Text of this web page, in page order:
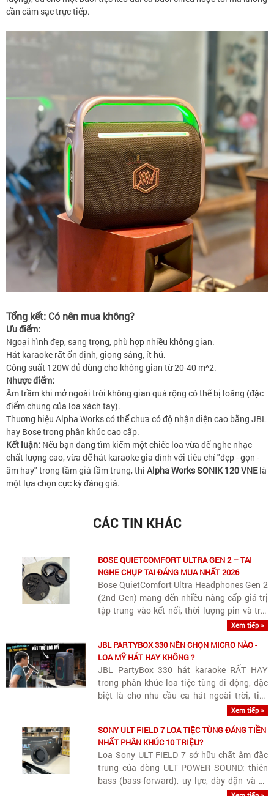
cần cắm sạc trực tiếp.
Tổng kết: Có nên mua không?
Ưu điểm:
Ngoại hình đẹp, sang trọng, phù hợp nhiều không gian.
Hát karaoke rất ổn định, giọng sáng, ít hú.
Công suất 120W đủ dùng cho không gian từ 20-40 m^2.
Nhược điểm:
Âm trầm khi mở ngoài trời không gian quá rộng có thể bị loãng (đặc
điểm chung của loa xách tay).
Thương hiệu Alpha Works có thể chưa có độ nhận diện cao bằng JBL
hay Bose trong phân khúc cao cấp.
Kết luận: Nếu bạn đang tìm kiếm một chiếc loa vừa để nghe nhạc
chất lượng cao, vừa để hát karaoke gia đình với tiêu chí "đẹp - gọn -
âm hay" trong tầm giá tầm trung, thì Alpha Works SONIK 120 VNElà
một lựa chọn cực kỳ đáng giá.
CÁC TIN KHÁC
BOSE QUIETCOMFORT ULTRA GEN 2 – TAI
NGHE CHỤP TAI ĐÁNG MUA NHẤT 2026
Bose QuietComfort Ultra Headphones Gen 2
(2nd Gen) mang đến nhiều nâng cấp giá trị
tập trung vào kết nối, thời lượng pin và trải
Xem tiếp »
JBL PARTYBOX 330 NÊN CHỌN MICRO NÀO -
LOA MỸ HÁT HAY KHÔNG ?
JBL PartyBox 330 hát karaoke RẤT HAY
trong phân khúc loa tiệc tùng di động, đặc
biệt là cho nhu cầu ca hát ngoài trời, tiệc
Xem tiếp »
SONY ULT FIELD 7 LOA TIỆC TÙNG ĐÁNG TIỀN
NHẤT PHÂN KHÚC 10 TRIỆU?
Loa Sony ULT FIELD 7 sở hữu chất âm đặc
trưng của dòng ULT POWER SOUND: thiên
bass (bass-forward), uy lực, dày dặn và có
âm lượng lớn. Tuy thiên trầm phục vụ các